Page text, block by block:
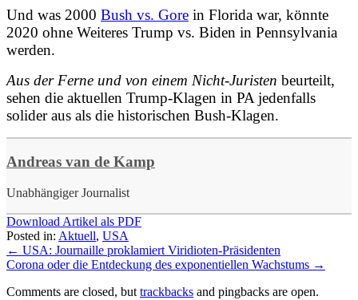
Und was 2000 Bush vs. Gore in Florida war, könnte
2020 ohne Weiteres Trump vs. Biden in Pennsylvania
werden.
Aus der Ferne und von einem Nicht-Juristen beurteilt,
sehen die aktuellen Trump-Klagen in PA jedenfalls
solider aus als die historischen Bush-Klagen.
Andreas van de Kamp
Unabhängiger Journalist
Download Artikel als PDF
Posted in: Aktuell, USA
← USA: Journaille proklamiert Viridioten-Präsidenten
Corona oder die Entdeckung des exponentiellen Wachstums →
Comments are closed, but trackbacks and pingbacks are open.